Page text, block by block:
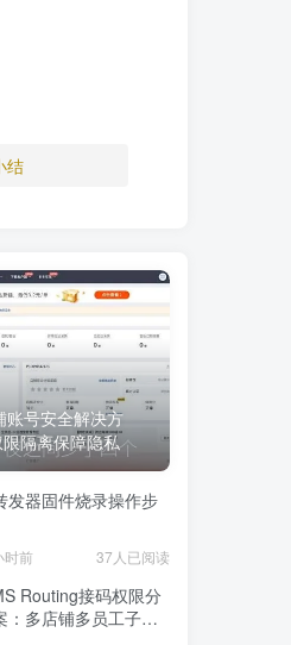
结
账号安全解决方
隔离保障隐私
发器固件烧录操作步
时前 37人已阅读
Routing接码权限分
：多店铺多员工子账